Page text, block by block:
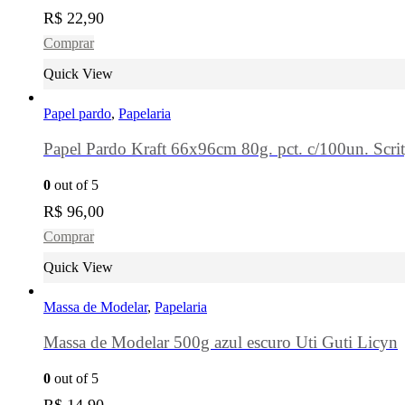
R$ 22,90
Comprar
Quick View
Papel pardo, Papelaria
Papel Pardo Kraft 66x96cm 80g. pct. c/100un.
0 out of 5
R$ 96,00
Comprar
Quick View
Massa de Modelar, Papelaria
Massa de Modelar 500g azul escuro Uti Guti Licyn
0 out of 5